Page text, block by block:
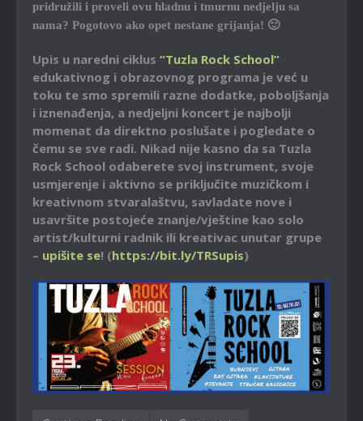
pridružili i proveli ovu hladnu i tmurnu nedjelju sa
nama? Pogotovo ako opet nestane grijanja! 🙂
Upis u naredni ciklus “Tuzla Rock School”
edukativnog i obrazovnog programa je već u
toku te smo spremili razne dodatke, poboljšanja
i iznenađenja, a nedjeljni koncert je najbolji
momenat da direktno poslušate i pogledate o
čemu se sve radi. Nikad nije kasno da sa Tuzla
Rock School odaberete svoj instrument, svoje
usmjerenje i aktivno se priključite muzičkom i
kreativnom stvaralaštvu, savladate nove i
usavršite postojeće znanje/vještine kao solo
artist/kulturni radnik ili kreativac unutar grupe
– upišite se! (https://bit.ly/TRSupis)